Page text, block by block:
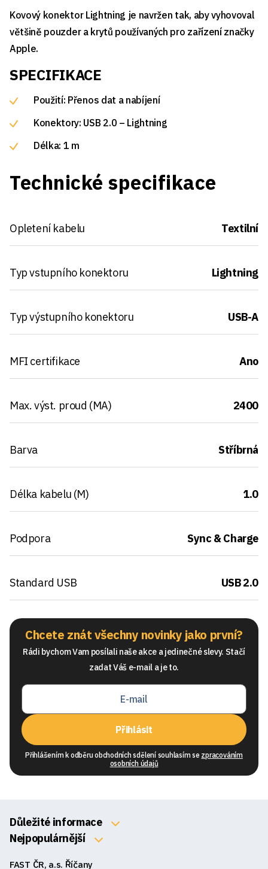
Kovový konektor Lightning je navržen tak, aby vyhovoval
většině pouzder a krytů používaných pro zařízení značky
Apple.
SPECIFIKACE
Použití: Přenos dat a nabíjení
Konektory: USB 2.0 – Lightning
Délka: 1 m
Technické specifikace
Opletení kabelu Textilní
Typ vstupního konektoru Lightning
Typ výstupního konektoru USB-A
MFI certifikace Ano
Max. výst. proud (MA) 2400
Barva Stříbrná
Délka kabelu (M) 1.0
Podpora Sync & Charge
Standard USB USB 2.0
Chcete znát všechny novinky jako první?
Rádi bychom Vam posílali naše akce a jedinečné slevy. Stačí
zadat Váš e-mail a je to.
Přihlásit
Přihlášením k odběru obchodních sdělení souhlasím se zpracováním
osobních údajů
Důležité informace
O nás
Nejpopulárnější
FAST ČR, a.s. Říčany